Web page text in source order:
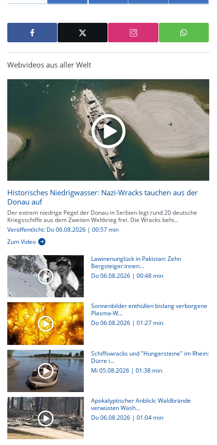
Webvideos aus aller Welt
Historisches Niedrigwasser: Nazi-Wracks tauchen aus der
Donau auf
Der extrem niedrige Pegel der Donau in Serbien legt rund 20 deutsche
Kriegsschiffe aus dem Zweiten Weltkrieg frei. Die Wracks behi...
Veröffentlicht: Do 06.08.2026 | 00:57 min
Zum Video
Lawinenunglück in Pakistan: Zehn
Bergsteiger:innen...
Do 06.08.2026 | 00:48 min
Sonnenbilder enthüllen bislang verborgene
Plasma-W...
Do 06.08.2026 | 01:27 min
Schiffswracks und "Hungersteine" im Rhein:
Dürre i...
Mi 05.08.2026 | 01:38 min
Apokalyptischer Anblick: Waldbrände
verwüsten Wash...
Do 06.08.2026 | 01:04 min